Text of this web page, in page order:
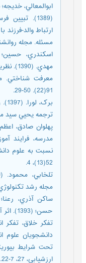
ابوالمعالي،
(1389).
ارتباط والد-
مسئله. مجله روانشناسي.
اسکندري،
مهدي.
معرفت شناختي.
91(22). 50-29.
ترجمه يحيي سيد
مدرسه، فرايند
نسبت به علوم
52(13)، 4.
مجله رشد تکنولوژي.
ساکن آذري،
حسن؛
تفکر خلاق، تفکر
دانشجويان علوم
تحت شرايط
ارزشيابي، 27، ‏22-7.